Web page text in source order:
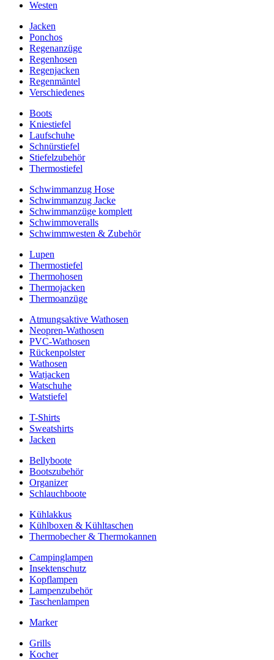
Westen
Jacken
Ponchos
Regenanzüge
Regenhosen
Regenjacken
Regenmäntel
Verschiedenes
Boots
Kniestiefel
Laufschuhe
Schnürstiefel
Stiefelzubehör
Thermostiefel
Schwimmanzug Hose
Schwimmanzug Jacke
Schwimmanzüge komplett
Schwimmoveralls
Schwimmwesten & Zubehör
Lupen
Thermostiefel
Thermohosen
Thermojacken
Thermoanzüge
Atmungsaktive Wathosen
Neopren-Wathosen
PVC-Wathosen
Rückenpolster
Wathosen
Watjacken
Watschuhe
Watstiefel
T-Shirts
Sweatshirts
Jacken
Bellyboote
Bootszubehör
Organizer
Schlauchboote
Kühlakkus
Kühlboxen & Kühltaschen
Thermobecher & Thermokannen
Campinglampen
Insektenschutz
Kopflampen
Lampenzubehör
Taschenlampen
Marker
Grills
Kocher